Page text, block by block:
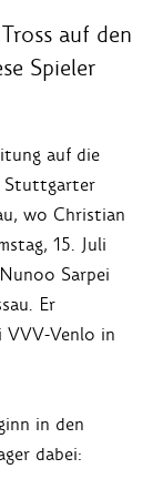
auf den
Spieler
auf die
Stuttgarter
wo Christian
15. Juli
Sarpei
Er
VVV-Venlo in
in den
dabei: